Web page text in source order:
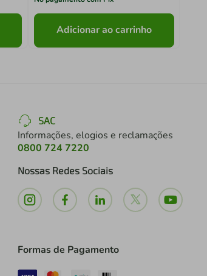
Adicionar ao carrinho
SAC
Informações, elogios e reclamações
0800 724 7220
Nossas Redes Sociais
Formas de Pagamento